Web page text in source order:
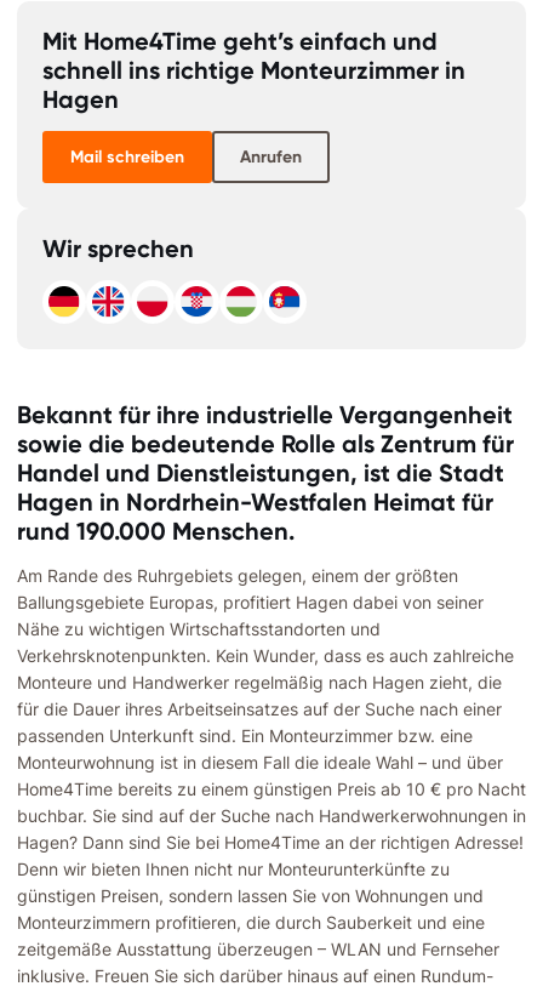
Mit Home4Time geht’s einfach und
schnell ins richtige Monteurzimmer in
Hagen
Mail schreiben Anrufen
Wir sprechen
Bekannt für ihre industrielle Vergangenheit
sowie die bedeutende Rolle als Zentrum für
Handel und Dienstleistungen, ist die Stadt
Hagen in Nordrhein-Westfalen Heimat für
rund 190.000 Menschen.
Am Rande des Ruhrgebiets gelegen, einem der größten
Ballungsgebiete Europas, profitiert Hagen dabei von seiner
Nähe zu wichtigen Wirtschaftsstandorten und
Verkehrsknotenpunkten. Kein Wunder, dass es auch zahlreiche
Monteure und Handwerker regelmäßig nach Hagen zieht, die
für die Dauer ihres Arbeitseinsatzes auf der Suche nach einer
passenden Unterkunft sind. Ein Monteurzimmer bzw. eine
Monteurwohnung ist in diesem Fall die ideale Wahl – und über
Home4Time bereits zu einem günstigen Preis ab 10 € pro Nacht
buchbar. Sie sind auf der Suche nach Handwerkerwohnungen in
Hagen? Dann sind Sie bei Home4Time an der richtigen Adresse!
Denn wir bieten Ihnen nicht nur Monteurunterkünfte zu
günstigen Preisen, sondern lassen Sie von Wohnungen und
Monteurzimmern profitieren, die durch Sauberkeit und eine
zeitgemäße Ausstattung überzeugen – WLAN und Fernseher
inklusive. Freuen Sie sich darüber hinaus auf einen Rundum-